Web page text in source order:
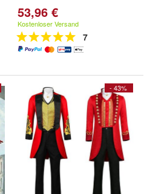
53,96 €
Kostenloser Versand
7
- 43%